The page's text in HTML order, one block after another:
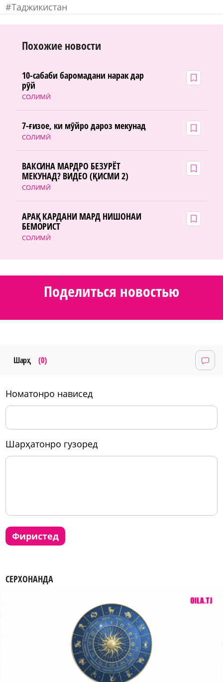
#Таджикистан
Похожие новости
СОЛИМӢ
10-сабаби баромадани нарак дар
рӯй
СОЛИМӢ
7-ғизое, ки мӯйро дароз мекунад
СОЛИМӢ
ВАКСИНА МАРДРО БЕЗУРЁТ
МЕКУНАД? ВИДЕО (ҚИСМИ 2)
СОЛИМӢ
АРАҚ КАРДАНИ МАРД НИШОНАИ
БЕМОРИСТ
Поделиться новостью
Шарҳ (0)
номатонро нависед
шарҳатонро гузоред
фиристед
СЕРХОНАНДА